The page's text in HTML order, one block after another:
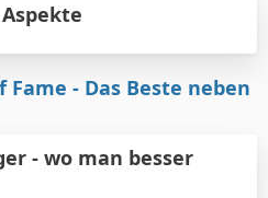
- Das Beste neben
- wo man besser